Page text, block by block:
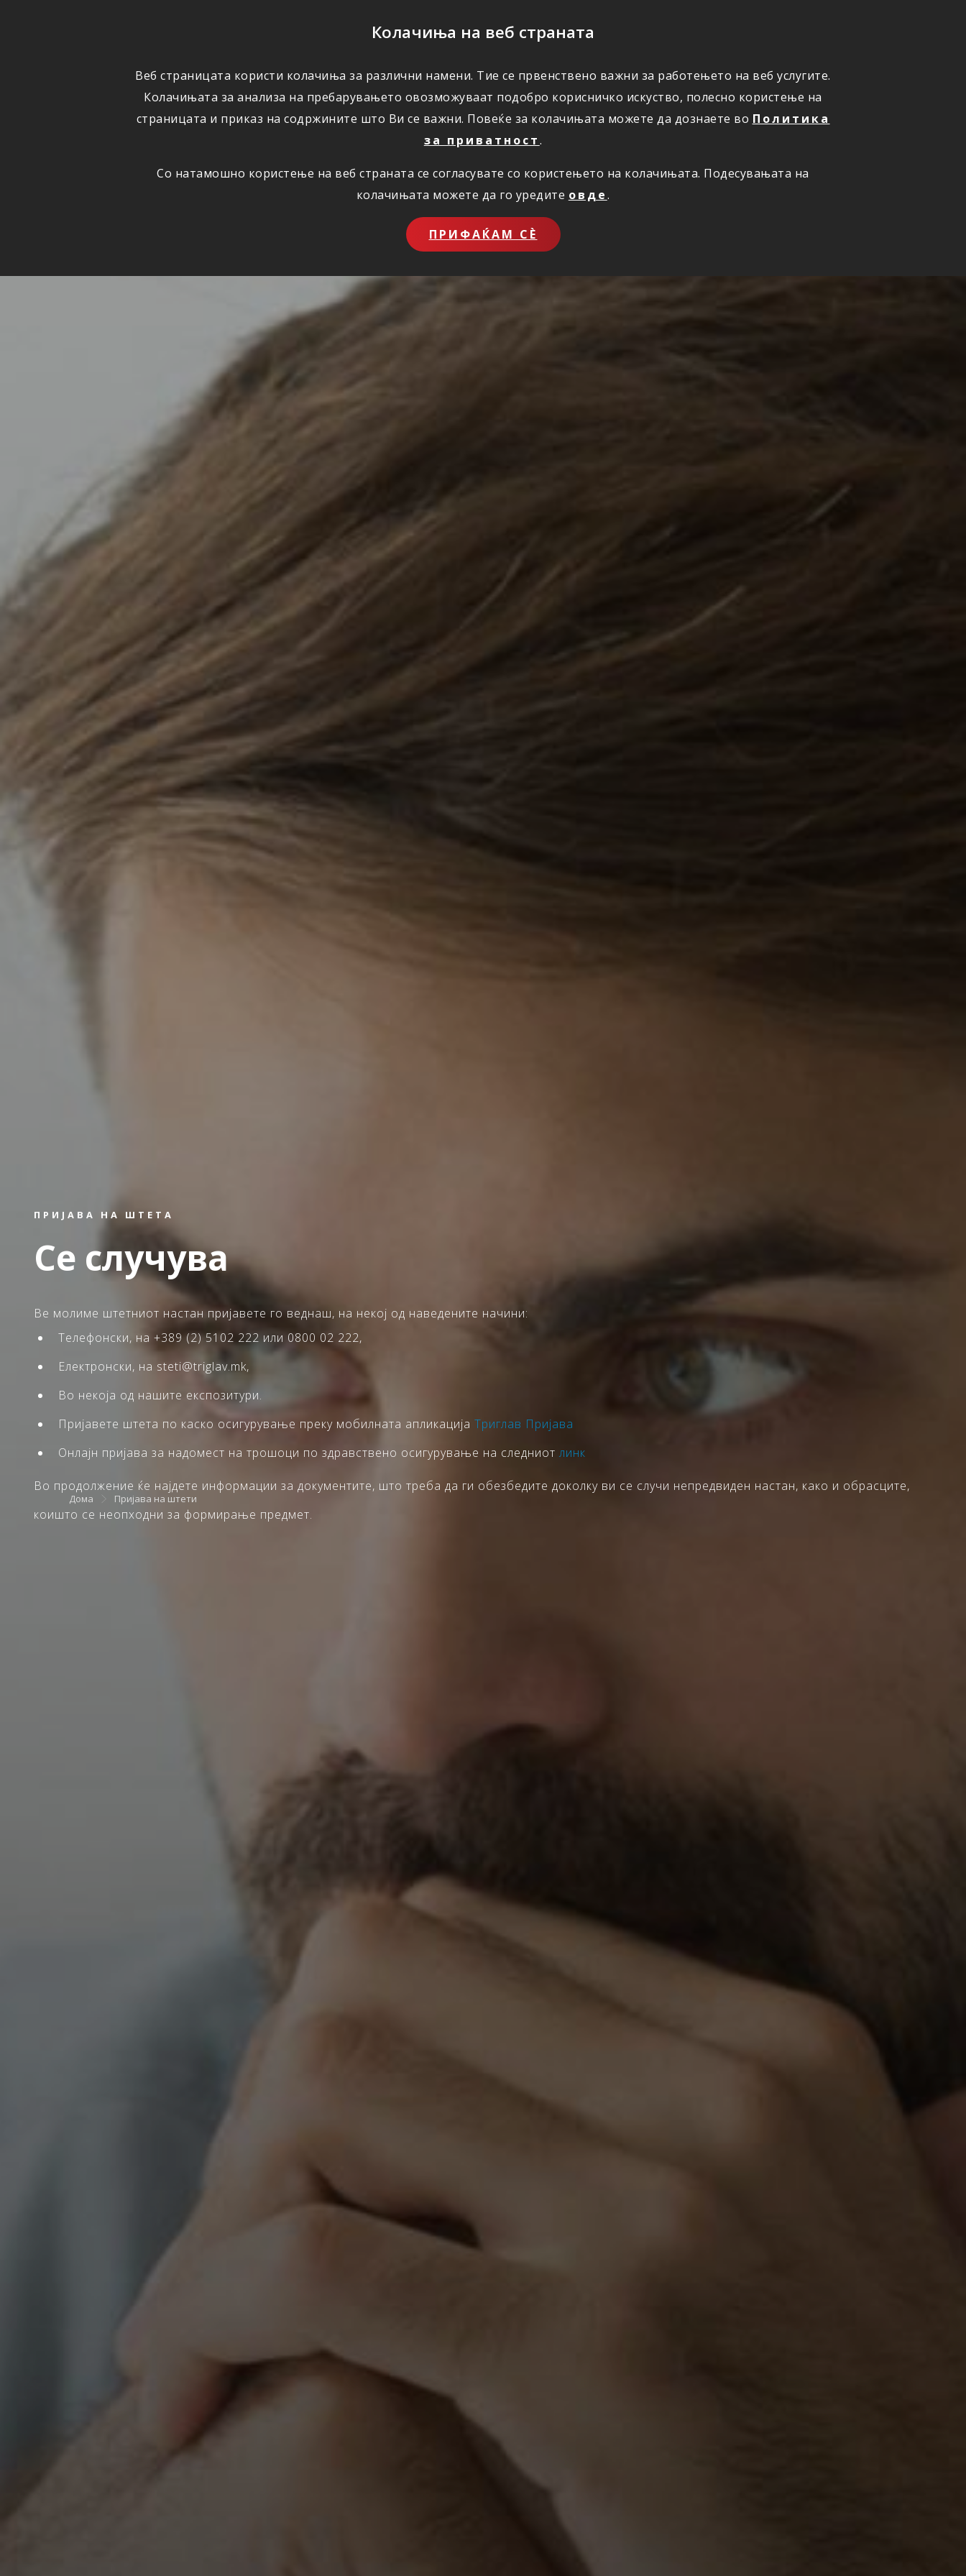
Колачиња на веб страната
Веб страницата користи колачиња за различни намени. Тие се првенствено важни за работењето на веб услугите.
Колачињата за анализа на пребарувањето овозможуваат подобро корисничко искуство, полесно користење на
страницата и приказ на содржините што Ви се важни. Повеќе за колачињата можете да дознаете во Политика
за приватност.
Со натамошно користење на веб страната се согласувате со користењето на колачињата. Подесувањата на
колачињата можете да го уредите овде.
ПРИФАЌАМ СЀ
ОСИГУРУВАЊЕ ШТЕТИ ПОВОЛНОСТИ КОРИСНО ЗА НАС ОНЛАЈН ПРИЈАВИ ШТЕТА
ПРИЈАВА НА ШТЕТА
Се случува
Ве молиме штетниот настан пријавете го веднаш, на некој од наведените начини:
Телефонски, на +389 (2) 5102 222 или 0800 02 222,
Електронски, на steti@triglav.mk,
Во некоја од нашите експозитури.
Пријавете штета по каско осигурување преку мобилната апликација Триглав Пријава
Онлајн пријава за надомест на трошоци по здравствено осигурување на следниот линк
Во продолжение ќе најдете информации за документите, што треба да ги обезбедите доколку ви се случи непредвиден настан, како и обрасците,
коишто се неопходни за формирање предмет.
Дома Пријава на штети